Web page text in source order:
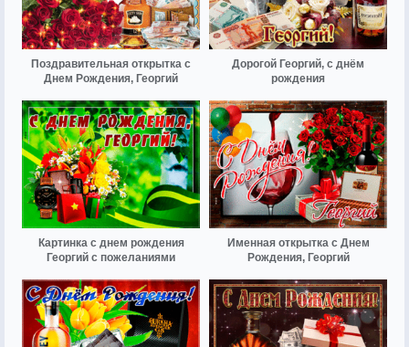
Поздравительная открытка с
Днем Рождения, Георгий
Дорогой Георгий, с днём
рождения
Картинка с днем рождения
Георгий с пожеланиями
Именная открытка с Днем
Рождения, Георгий